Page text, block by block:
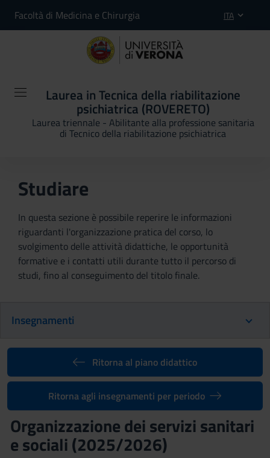
Facoltà di Medicina e Chirurgia ITA
Laurea in Tecnica della riabilitazione
psichiatrica (ROVERETO)
Laurea triennale - Abilitante alla professione sanitaria
di Tecnico della riabilitazione psichiatrica
Studiare
In questa sezione è possibile reperire le informazioni
riguardanti l'organizzazione pratica del corso, lo
svolgimento delle attività didattiche, le opportunità
formative e i contatti utili durante tutto il percorso di
studi, fino al conseguimento del titolo finale.
Insegnamenti
Ritorna al piano didattico
Ritorna agli insegnamenti per periodo
Organizzazione dei servizi sanitari
e sociali (2025/2026)